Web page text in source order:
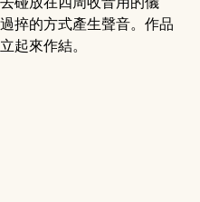
捽的方式產生聲音。作品
起來作結。